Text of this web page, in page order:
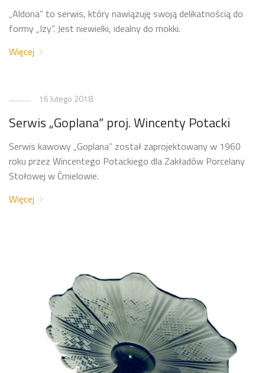
„Aldona” to serwis, który nawiązuję swoją delikatnością do
formy „Izy”. Jest niewielki, idealny do mokki.
Więcej
16 lutego 2018
Serwis „Goplana” proj. Wincenty Potacki
Serwis kawowy „Goplana” został zaprojektowany w 1960
roku przez Wincentego Potackiego dla Zakładów Porcelany
Stołowej w Ćmielowie.
Więcej